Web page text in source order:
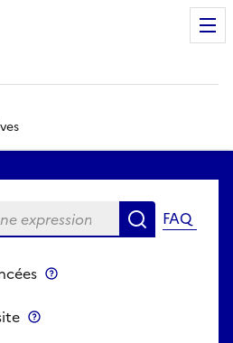
expression Rechercher
FAQ
recherche